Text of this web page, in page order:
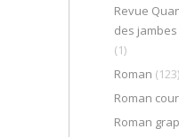
Revue
des jambes
(1)
Roman (123)
Roman
Roman